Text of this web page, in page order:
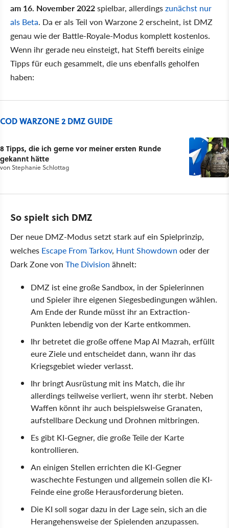
am 16. November 2022spielbar, allerdingszunächst nur
als Beta. Da er als Teil von Warzone 2 erscheint, ist DMZ
genau wie der Battle-Royale-Modus komplett kostenlos.
Wenn ihr gerade neu einsteigt, hat Steffi bereits einige
Tipps für euch gesammelt, die uns ebenfalls geholfen
haben:
COD WARZONE 2 DMZ GUIDE
8 Tipps, die ich gerne vor meiner ersten Runde
gekannt hätte
vonStephanie Schlottag
So spielt sich DMZ
Der neue DMZ-Modus setzt stark auf ein Spielprinzip,
welches Escape From Tarkov, Hunt Showdown oder der
Dark Zone von The Division ähnelt:
DMZ ist eine große Sandbox, in der Spielerinnen
und Spieler ihre eigenen Siegesbedingungen wählen.
Am Ende der Runde müsst ihr an Extraction-
Punkten lebendig von der Karte entkommen.
Ihr betretet die große offene Map Al Mazrah, erfüllt
eure Ziele und entscheidet dann, wann ihr das
Kriegsgebiet wieder verlasst.
Ihr bringt Ausrüstung mit ins Match, die ihr
allerdings teilweise verliert, wenn ihr sterbt. Neben
Waffen könnt ihr auch beispielsweise Granaten,
aufstellbare Deckung und Drohnen mitbringen.
Es gibt KI-Gegner, die große Teile der Karte
kontrollieren.
An einigen Stellen errichten die KI-Gegner
waschechte Festungen und allgemein sollen die KI-
Feinde eine große Herausforderung bieten.
Die KI soll sogar dazu in der Lage sein, sich an die
Herangehensweise der Spielenden anzupassen.